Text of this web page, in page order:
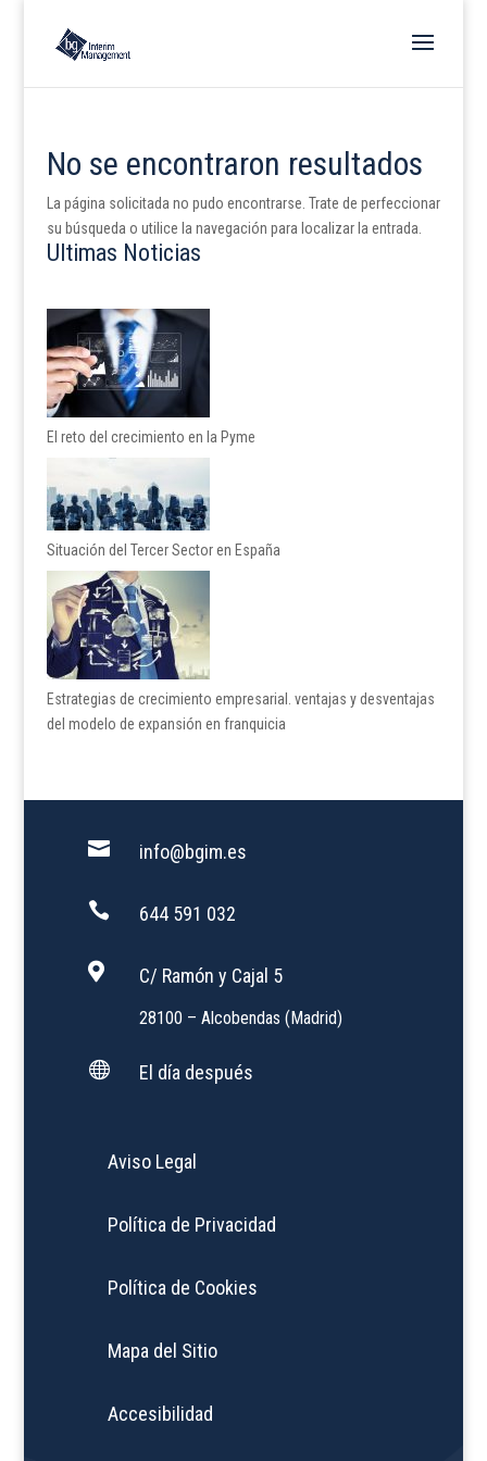
No se encontraron resultados
La página solicitada no pudo encontrarse. Trate de perfeccionar
su búsqueda o utilice la navegación para localizar la entrada.
Ultimas Noticias
El reto del crecimiento en la Pyme
Situación del Tercer Sector en España
Estrategias de crecimiento empresarial. ventajas y desventajas
del modelo de expansión en franquicia
 info@bgim.es
 644 591 032
 C/ Ramón y Cajal 5
28100 – Alcobendas (Madrid)
 El día después
Aviso Legal
Política de Privacidad
Política de Cookies
Mapa del Sitio
Accesibilidad